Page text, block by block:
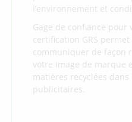
l’environnement et
Gage de confiance pour
certification GRS
communiquer de façon
votre image de marque
matières recyclées
publicitaires.